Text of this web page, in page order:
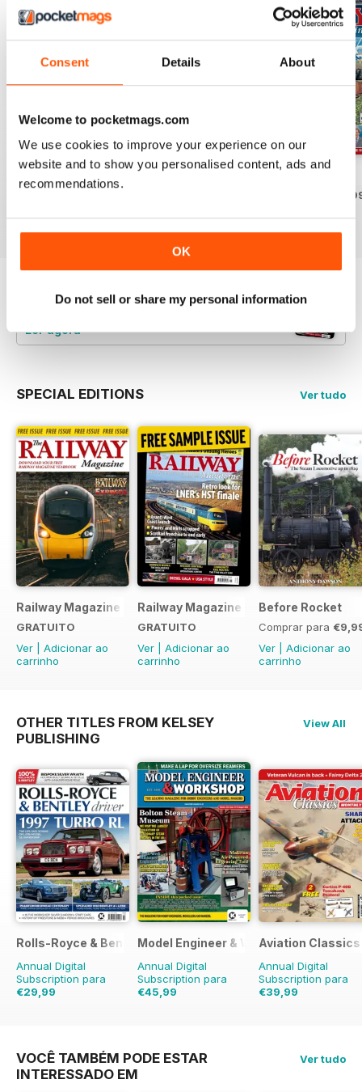
Consent Details About
Welcome to pocketmags.com
We use cookies to improve your experience on our
website and to show you personalised content, ads and
recommendations.
OK
Do not sell or share my personal information
Ver|Adicionar ao
Jun-26
Ver|Adicionar ao
May-26
Ver|Adicionar ao
Experimente umaamostra GRATUITAde
Ler agora
SPECIAL EDITIONS Ver tudo
Railway Magazine - Special Edition - Free
GRATUITO
Ver
Adicionar ao
carrinho
Railway Magazine Free Sample Issue
GRATUITO
Ver
Adicionar ao
carrinho
Before Rocket
Comprar para
Ver
Adicionar ao
carrinho
OTHER TITLES FROM KELSEY
PUBLISHING
View All
Rolls-Royce & Bentley Driver
Annual Digital
Subscription para
€29,99
Model Engineer & Workshop Magazine
Annual Digital
Subscription para
€45,99
Aviation
Annual Digital
Subscription para
€39,99
VOCÊ TAMBÉM PODE ESTAR
INTERESSADO EM
Ver tudo